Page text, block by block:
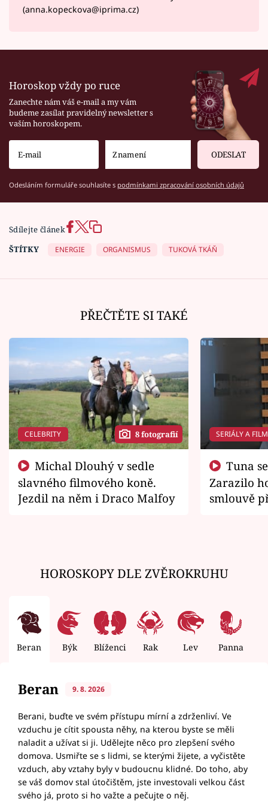
(anna.kopeckova@iprima.cz)
Horoskop vždy po ruce
Zanechte nám váš e-mail a my vám
budeme zasílat pravidelný newsletter s
vaším horoskopem.
ODESLAT
Odesláním formuláře souhlasíte s podmínkami zpracování osobních údajů
Sdílejte článek
ŠTÍTKY
ENERGIE ORGANISMUS TUKOVÁ TKÁŇ
PŘEČTĚTE SI TAKÉ
CELEBRITY 8 fotografií
slavného filmového koně.
Jezdil na něm i Draco Malfoy
SERIÁLY A
Zarazilo
smlouvě
HOROSKOPY DLE ZVĚROKRUHU
Beran Býk Blíženci Rak Lev Panna
Beran 9. 8. 2026
Berani, buďte ve svém přístupu mírní a zdrženliví. Ve
vzduchu je cítit spousta něhy, na kterou byste se měli
naladit a užívat si ji. Udělejte něco pro zlepšení svého
domova. Usmiřte se s lidmi, se kterými žijete, a vyčistěte
vzduch, aby vztahy byly v budoucnu klidné. Do toho, aby
se váš domov stal útočištěm, jste investovali velkou část
svého já, proto si ho važte a pečujte o něj.